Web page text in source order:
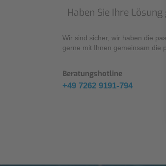
Haben Sie Ihre
Wir sind sicher, wir haben die
gerne mit Ihnen gemeinsam die
Beratungshotline
+49 7262 9191-794